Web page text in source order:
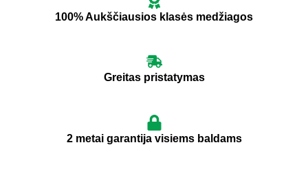
100% Aukščiausios klasės medžiagos
Greitas pristatymas
2 metai garantija visiems baldams